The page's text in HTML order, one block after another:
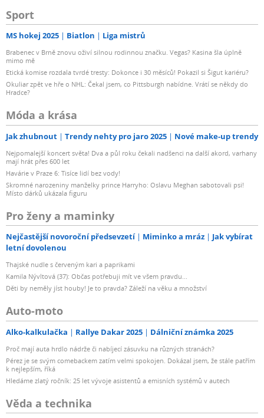
Sport
MS hokej 2025 Biatlon Liga mistrů
Brabenec v Brně znovu oživí silnou rodinnou značku. Vegas? Kasina šla úplně
mimo mě
Etická komise rozdala tvrdé tresty: Dokonce i 30 měsíců! Pokazil si Šigut kariéru?
Okuliar zpět ve hře o NHL: Čekal jsem, co Pittsburgh nabídne. Vrátí se někdy do
Hradce?
Móda a krása
Jak zhubnout Trendy nehty pro jaro 2025 Nové make-up trendy
Nejpomalejší koncert světa! Dva a půl roku čekali nadšenci na další akord, varhany
mají hrát přes 600 let
Havárie v Praze 6: Tisíce lidí bez vody!
Skromné narozeniny manželky prince Harryho: Oslavu Meghan sabotovali psi!
Místo dárků ukázala figuru
Pro ženy a maminky
Nejčastější novoroční předsevzetí Miminko a mráz
Jak vybírat
letní dovolenou
Thajské nudle s červeným kari a paprikami
Kamila Nývltová (37): Občas potřebuji mít ve všem pravdu...
Děti by neměly jíst houby! Je to pravda? Záleží na věku a množství
Auto-moto
Alko-kalkulačka Rallye Dakar 2025 Dálniční známka 2025
Proč mají auta hrdlo nádrže či nabíjecí zásuvku na různých stranách?
Pérez je se svým comebackem zatím velmi spokojen. Dokázal jsem, že stále patřím
k nejlepším, říká
Hledáme zlatý ročník: 25 let vývoje asistentů a emisních systémů v autech
Věda a technika